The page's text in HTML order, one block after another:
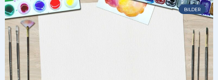
BILDER